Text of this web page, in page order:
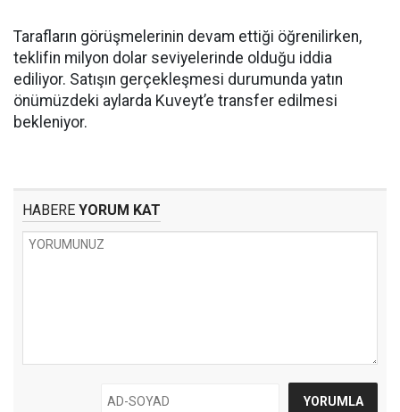
Tarafların görüşmelerinin devam ettiği öğrenilirken,
teklifin milyon dolar seviyelerinde olduğu iddia
ediliyor. Satışın gerçekleşmesi durumunda yatın
önümüzdeki aylarda Kuveyt’e transfer edilmesi
bekleniyor.
HABERE YORUM KAT